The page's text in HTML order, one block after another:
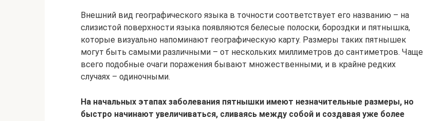
Внешний вид географического языка в точности соответствует его названию – на
слизистой поверхности языка появляются белесые полоски, бороздки и пятнышка,
которые визуально напоминают географическую карту. Размеры таких пятнышек
могут быть самыми различными – от нескольких миллиметров до сантиметров. Чаще
всего подобные очаги поражения бывают множественными, и в крайне редких
случаях – одиночными.
На начальных этапах заболевания пятнышки имеют незначительные размеры, но
быстро начинают увеличиваться, сливаясь между собой и создавая уже более